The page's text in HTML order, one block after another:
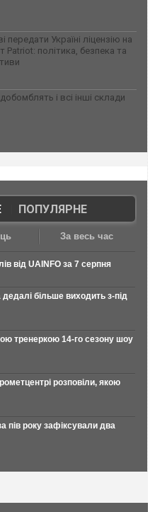
Україні ліцензію на
Patriot: політика, безпека та
і всі інші склади
| ПОПУЛЯРНЕ
За весь час
від UAINFO за 7 серпня
більше виходить з-під
тренеркою 14-го сезону шоу
розповіли, якою
пів року зафіксували два